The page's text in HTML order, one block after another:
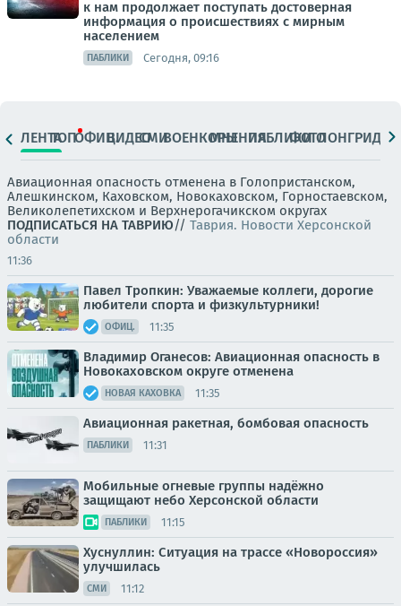
к нам продолжает поступать достоверная
информация о происшествиях с мирным
населением
ПАБЛИКИ Сегодня, 09:16
ЛЕНТАТОПОФИЦ.ВИДЕОСМИВОЕНКОРЫМНЕНИЯПАБЛИКИ
ФОТОЛОНГРИДЫ
Авиационная опасность отменена в Голопристанском,
Алешкинском, Каховском, Новокаховском, Горностаевском,
Великолепетихском и Верхнерогачикском округах
ПОДПИСАТЬСЯ НА ТАВРИЮ// Таврия. Новости Херсонской
области
11:36
Павел Тропкин: Уважаемые коллеги, дорогие
любители спорта и физкультурники!
ОФИЦ. 11:35
Владимир Оганесов: Авиационная опасность в
Новокаховском округе отменена
НОВАЯ КАХОВКА 11:35
Авиационная ракетная, бомбовая опасность
ПАБЛИКИ 11:31
Мобильные огневые группы надёжно
защищают небо Херсонской области
ПАБЛИКИ 11:15
Хуснуллин: Ситуация на трассе «Новороссия»
улучшилась
СМИ 11:12